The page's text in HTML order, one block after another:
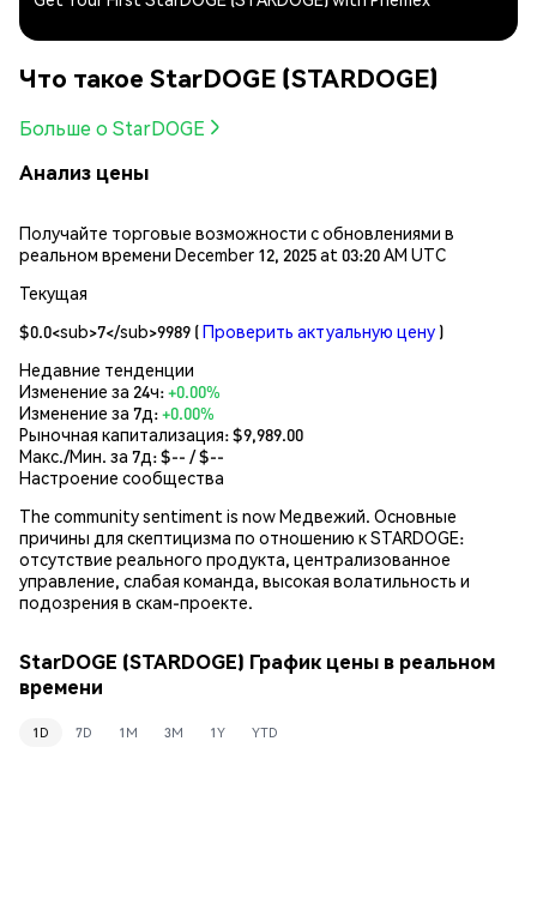
Что такое StarDOGE (STARDOGE)
Больше о StarDOGE
Анализ цены
Получайте торговые возможности с обновлениями в
реальном времени December 12, 2025 at 03:20 AM UTC
Текущая
$0.0<sub>7</sub>9989 (Проверить актуальную цену )
Недавние тенденции
Изменение за 24ч:+0.00%
Изменение за 7д:+0.00%
Рыночная капитализация:$9,989.00
Макс./Мин. за 7д: $-- / $--
Настроение сообщества
The community sentiment is now Медвежий. Основные
причины для скептицизма по отношению к STARDOGE:
отсутствие реального продукта, централизованное
управление, слабая команда, высокая волатильность и
подозрения в скам-проекте.
StarDOGE (STARDOGE) График цены в реальном
времени
1D 7D 1M 3M 1Y YTD